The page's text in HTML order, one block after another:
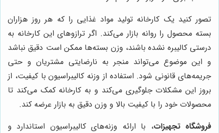
تصور کنید یک کارخانه تولید مواد غذایی را که هر روز هزاران
بسته محصول را روانه بازار می‌کند. اگر ترازوهای این کارخانه به
درستی کالیبره نشده باشند، وزن بسته‌ها ممکن است دقیق نباشد
و این موضوع می‌تواند منجر به نارضایتی مشتریان و حتی
جریمه‌های قانونی شود. استفاده از وزنه کالیبراسیون با کیفیت، از
بروز این مشکلات جلوگیری می‌کند و به کارخانه کمک می‌کند تا
محصولات خود را با کیفیت بالا و وزن دقیق به بازار عرضه کند.
فروشگاه تجهیزات، با ارائه وزنه‌های کالیبراسیون استاندارد و